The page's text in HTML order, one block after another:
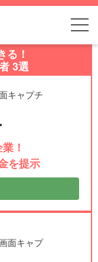
る！
3選
！
を提示